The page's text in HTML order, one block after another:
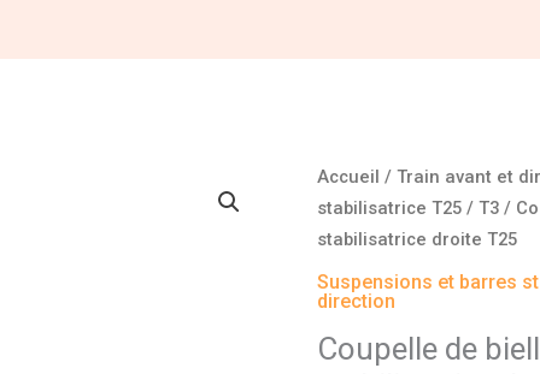
Accueil /Train avant et
stabilisatrice T25 / T3 /
stabilisatrice droite T25
Suspensions et barres
direction
Coupelle de
quantité
de
Coupelle
de
biellette
de
barre